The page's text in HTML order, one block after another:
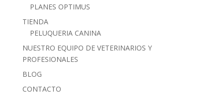
PLANES OPTIMUS
TIENDA
PELUQUERIA CANINA
NUESTRO EQUIPO DE VETERINARIOS Y
PROFESIONALES
BLOG
CONTACTO